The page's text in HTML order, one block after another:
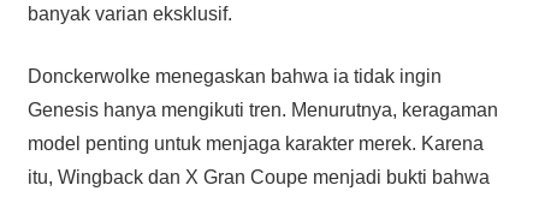
banyak varian eksklusif.
Donckerwolke menegaskan bahwa ia tidak ingin
Genesis hanya mengikuti tren. Menurutnya, keragaman
model penting untuk menjaga karakter merek. Karena
itu, Wingback dan X Gran Coupe menjadi bukti bahwa